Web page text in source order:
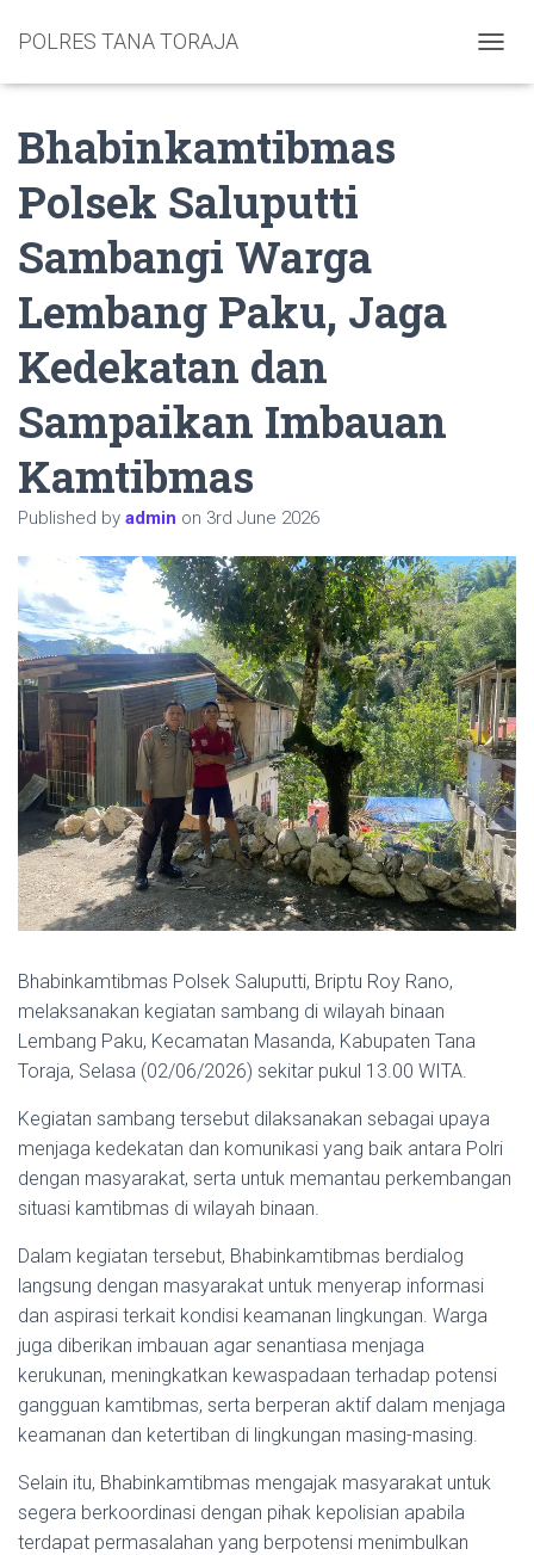
POLRES TANA TORAJA
Bhabinkamtibmas
Polsek Saluputti
Sambangi Warga
Lembang Paku, Jaga
Kedekatan dan
Sampaikan Imbauan
Kamtibmas
Published by admin on 3rd June 2026
Bhabinkamtibmas Polsek Saluputti, Briptu Roy Rano,
melaksanakan kegiatan sambang di wilayah binaan
Lembang Paku, Kecamatan Masanda, Kabupaten Tana
Toraja, Selasa (02/06/2026) sekitar pukul 13.00 WITA.
Kegiatan sambang tersebut dilaksanakan sebagai upaya
menjaga kedekatan dan komunikasi yang baik antara Polri
dengan masyarakat, serta untuk memantau perkembangan
situasi kamtibmas di wilayah binaan.
Dalam kegiatan tersebut, Bhabinkamtibmas berdialog
langsung dengan masyarakat untuk menyerap informasi
dan aspirasi terkait kondisi keamanan lingkungan. Warga
juga diberikan imbauan agar senantiasa menjaga
kerukunan, meningkatkan kewaspadaan terhadap potensi
gangguan kamtibmas, serta berperan aktif dalam menjaga
keamanan dan ketertiban di lingkungan masing-masing.
Selain itu, Bhabinkamtibmas mengajak masyarakat untuk
segera berkoordinasi dengan pihak kepolisian apabila
terdapat permasalahan yang berpotensi menimbulkan